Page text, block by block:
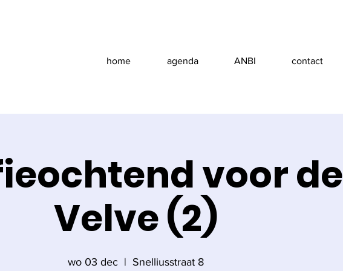
home agenda ANBI contact
voor de
Velve (2)
wo 03 dec
  |
Snelliusstraat 8